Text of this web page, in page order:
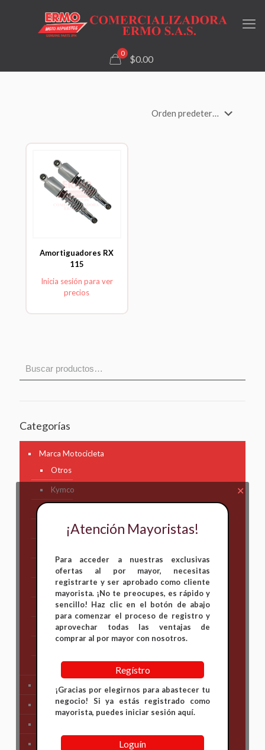
0
$0.00
Amortiguadores RX
115
Inicia sesión para ver
precios
Categorías
Marca Motocicleta
Otros
Kymco
Honda
KAWASAKI
KTM
Suzuki
Yamaha
Tren Delantero
Partes de Motor
✕
¡Atención Mayoristas!
Para acceder a nuestras exclusivas
ofertas al por mayor, necesitas
registrarte y ser aprobado como cliente
mayorista. ¡No te preocupes, es rápido y
sencillo! Haz clic en el botón de abajo
para comenzar el proceso de registro y
aprovechar todas las ventajas de
comprar al por mayor con nosotros.
Regístro
¡Gracias por elegirnos para abastecer tu
negocio! Si ya estás registrado como
mayorista, puedes iniciar sesión aquí.
Loguín